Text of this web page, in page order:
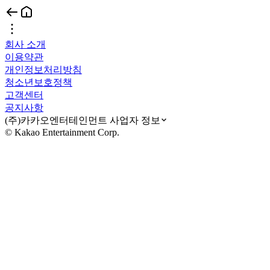
회사 소개
이용약관
개인정보처리방침
청소년보호정책
고객센터
공지사항
(주)카카오엔터테인먼트 사업자 정보
© Kakao Entertainment Corp.